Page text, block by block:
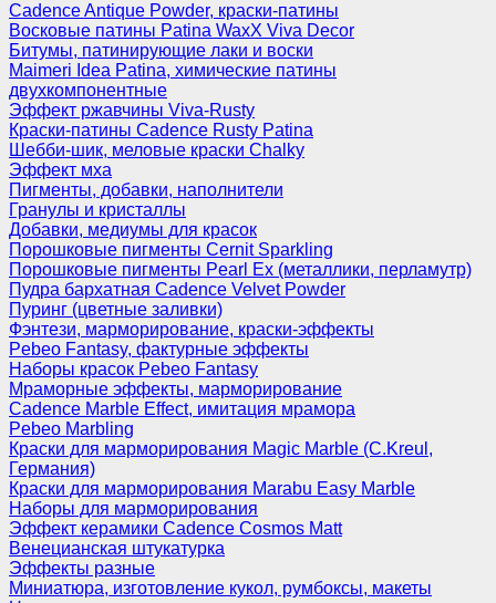
Cadence Antique Powder, краски-патины
Восковые патины Patina WaxX Viva Decor
Битумы, патинирующие лаки и воски
Maimeri Idea Patina, химические патины
двухкомпонентные
Эффект ржавчины Viva-Rusty
Краски-патины Cadence Rusty Patina
Шебби-шик, меловые краски Chalky
Эффект мха
Пигменты, добавки, наполнители
Гранулы и кристаллы
Добавки, медиумы для красок
Порошковые пигменты Cernit Sparkling
Порошковые пигменты Pearl Ex (металлики, перламутр)
Пудра бархатная Cadence Velvet Powder
Пуринг (цветные заливки)
Фэнтези, марморирование, краски-эффекты
Pebeo Fantasy, фактурные эффекты
Наборы красок Pebeo Fantasy
Мраморные эффекты, марморирование
Cadence Marble Effect, имитация мрамора
Pebeo Marbling
Краски для марморирования Magic Marble (C.Kreul,
Германия)
Краски для марморирования Marabu Easy Marble
Наборы для марморирования
Эффект керамики Cadence Cosmos Matt
Венецианская штукатурка
Эффекты разные
Миниатюра, изготовление кукол, румбоксы, макеты